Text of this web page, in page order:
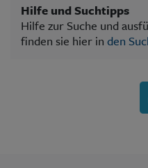
Hilfe und Suchtipps
Hilfe zur Suche und
finden sie hier in den